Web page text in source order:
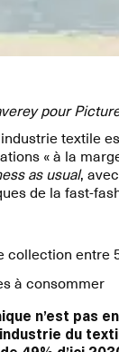
pour
textile
« à la
as usual,
de la fast-
collection entre
à consommer
n’est pas
du